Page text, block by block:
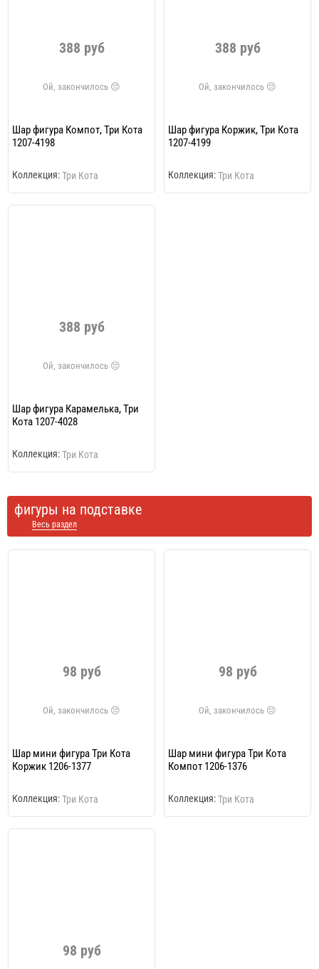
388 руб
Шар фигура Компот, Три Кота
1207-4198
Коллекция:Три Кота
388 руб
Шар фигура Коржик, Три Кота
1207-4199
Коллекция:Три Кота
388 руб
Шар фигура Карамелька, Три
Кота 1207-4028
Коллекция:Три Кота
фигуры на подставке
Весь раздел
98 руб
Шар мини фигура Три Кота
Коржик 1206-1377
Коллекция:Три Кота
98 руб
Шар мини фигура Три Кота
Компот 1206-1376
Коллекция:Три Кота
98 руб